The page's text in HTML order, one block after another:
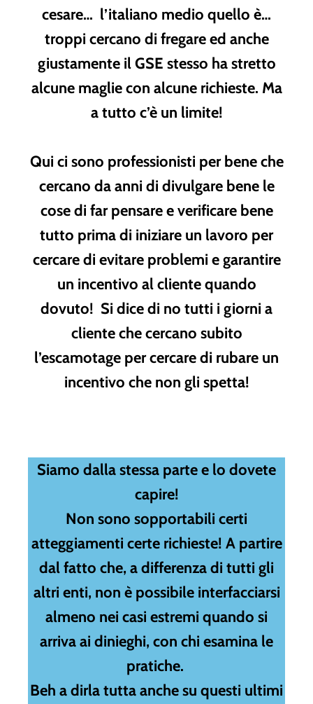
cesare… l’italiano medio quello è…
troppi cercano di fregare ed anche
giustamente il GSE stesso ha stretto
alcune maglie con alcune richieste. Ma
a tutto c’è un limite!
Qui ci sono professionisti per bene che
cercano da anni di divulgare bene le
cose di far pensare e verificare bene
tutto prima di iniziare un lavoro per
cercare di evitare problemi e garantire
un incentivo al cliente quando
dovuto! Si dice di no tutti i giorni a
cliente che cercano subito
l’escamotage per cercare di rubare un
incentivo che non gli spetta!
Siamo dalla stessa parte e lo dovete
capire!
Non sono sopportabili certi
atteggiamenti certe richieste! A partire
dal fatto che, a differenza di tutti gli
altri enti, non è possibile interfacciarsi
almeno nei casi estremi quando si
arriva ai dinieghi, con chi esamina le
pratiche.
Beh a dirla tutta anche su questi ultimi